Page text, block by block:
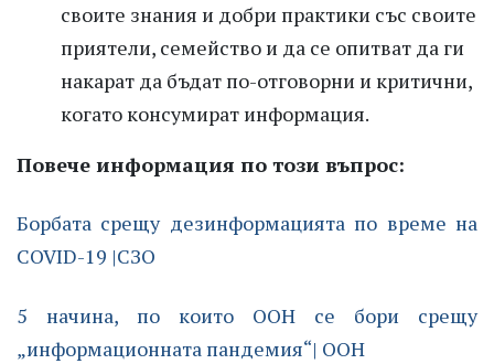
своите знания и добри практики със своите
приятели, семейство и да се опитват да ги
накарат да бъдат по-отговорни и критични,
когато консумират информация.
Повече информация по този въпрос:
Борбата срещу дезинформацията по време на
COVID-19 |СЗО
5 начина, по които ООН се бори срещу
„информационната пандемия“| ООН